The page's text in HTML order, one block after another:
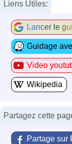
Liens Utiles:
Lancer le
Guidage
Video
Wikipedia
Partagez cette
Partage sur